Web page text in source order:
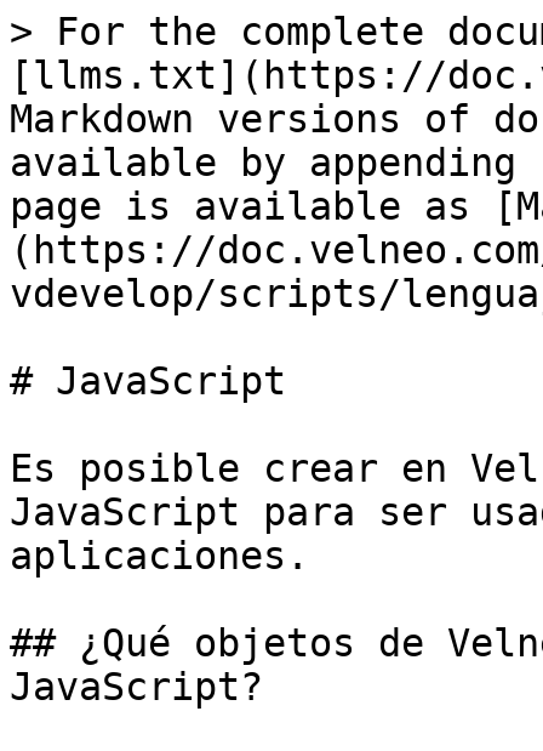
> For the complete
[llms.txt](https://
Markdown versions of
available by
page is available as
(https://
vdevelop/scripts/
# JavaScript
Es posible crear en
JavaScript para ser
aplicaciones.
## ¿Qué objetos de
JavaScript?